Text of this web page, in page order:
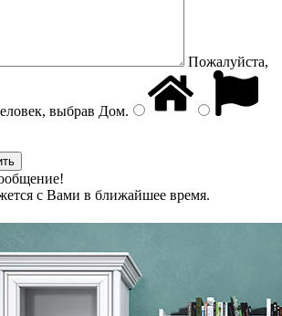
Пожалуйста,
выбрав Дом.
с Вами в ближайшее время.